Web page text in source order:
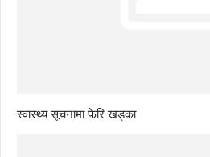
स्वास्थ्य सूचनामा फेरि खड्का